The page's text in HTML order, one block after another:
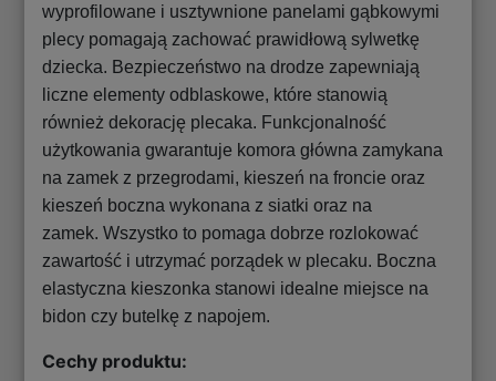
wyprofilowane i usztywnione panelami gąbkowymi
plecy pomagają zachować prawidłową sylwetkę
dziecka. Bezpieczeństwo na drodze zapewniają
liczne elementy odblaskowe, które stanowią
również dekorację plecaka. Funkcjonalność
użytkowania gwarantuje komora główna zamykana
na zamek z przegrodami, kieszeń na froncie oraz
kieszeń boczna wykonana z siatki oraz na
zamek. Wszystko to pomaga dobrze rozlokować
zawartość i utrzymać porządek w plecaku. Boczna
elastyczna kieszonka stanowi idealne miejsce na
bidon czy butelkę z napojem.
Cechy produktu: